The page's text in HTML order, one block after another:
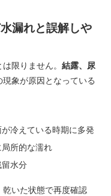
漏れと誤解しや
限りません。 結露、尿
現象が原因となっている
冷えている時期に多発
所的な濡れ
留水分
いた状態で再度確認